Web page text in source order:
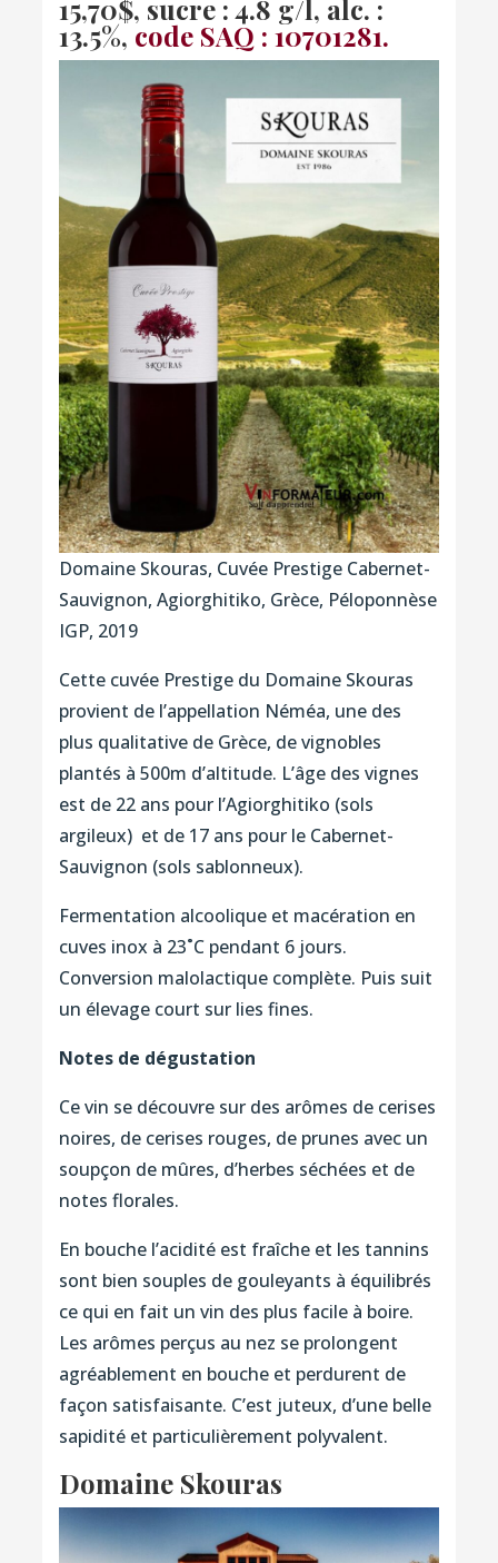
15,70$, sucre : 4.8 g/l, alc. :
13.5%, code SAQ : 10701281.
Domaine Skouras, Cuvée Prestige Cabernet-
Sauvignon, Agiorghitiko, Grèce, Péloponnèse
IGP, 2019
Cette cuvée Prestige du Domaine Skouras
provient de l’appellation Néméa, une des
plus qualitative de Grèce, de vignobles
plantés à 500m d’altitude. L’âge des vignes
est de 22 ans pour l’Agiorghitiko (sols
argileux) et de 17 ans pour le Cabernet-
Sauvignon (sols sablonneux).
Fermentation alcoolique et macération en
cuves inox à 23˚C pendant 6 jours.
Conversion malolactique complète. Puis suit
un élevage court sur lies fines.
Notes de dégustation
Ce vin se découvre sur des arômes de cerises
noires, de cerises rouges, de prunes avec un
soupçon de mûres, d’herbes séchées et de
notes florales.
En bouche l’acidité est fraîche et les tannins
sont bien souples de gouleyants à équilibrés
ce qui en fait un vin des plus facile à boire.
Les arômes perçus au nez se prolongent
agréablement en bouche et perdurent de
façon satisfaisante. C’est juteux, d’une belle
sapidité et particulièrement polyvalent.
Domaine Skouras